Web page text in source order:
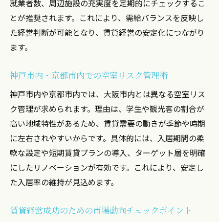
就業者数、周辺施設の充実度を定期的にチェックするこ
とが推奨されます。これにより、需給バランスを反映し
た経営判断が可能となり、賃貸経営の安定化につながり
ます。
神戸市内・京都市内での空室リスク管理術
神戸市内や京都市内では、大阪市内とは異なる空室リス
ク管理が求められます。理由は、学生や観光客の割合が
高い地域特性があるため、賃貸需要の動きが季節や時期
に左右されやすいからです。具体的には、入居期間の柔
軟な設定や短期賃貸プランの導入、ターゲット層を明確
にしたリノベーションが有効です。これにより、安定し
た入居率の維持が見込めます。
賃貸経営成功のための市場動向チェックポイント